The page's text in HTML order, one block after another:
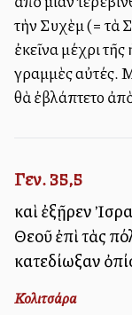
τὴν Συχὲμ (= τὰ
ἐκεῖνα μέχρι
γραμμὲς αὐτές.
θὰ ἐβλάπτετο
Γεν. 35,5
καὶ ἐξῇρεν
Θεοῦ ἐπὶ τὰς
κατεδίωξαν
Κολιτσάρα